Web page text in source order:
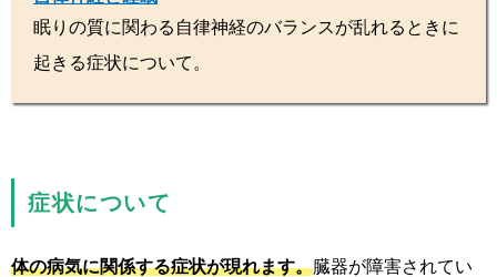
眠りの質に関わる自律神経のバランスが乱れるときに
起きる症状について。
症状について
体の病気に関係する症状が現れます。臓器が障害されてい